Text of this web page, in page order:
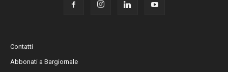
Contatti
Abbonati a Bargiornale